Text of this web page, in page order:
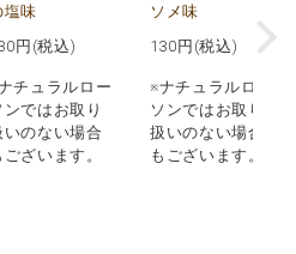
塩味
円(税込)
チュラルロー
ンではお取り
いのない場合
ございます。
ソメ味
130 円(税込)
※ナチュラルロー
ソンではお取り
扱いのない場合
もございます。